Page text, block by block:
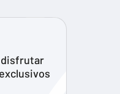
disfrutar